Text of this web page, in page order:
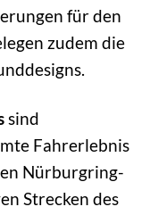
für den
zudem die
sind
Fahrerlebnis
Nürburgring-
Strecken des